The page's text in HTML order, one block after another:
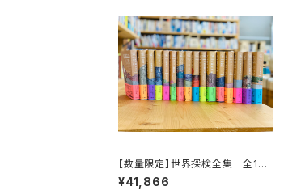
【数量限定】世界探検全集 全16
巻＋全巻購入特典「第17巻（非売
品）」【当店限定】
¥41,866